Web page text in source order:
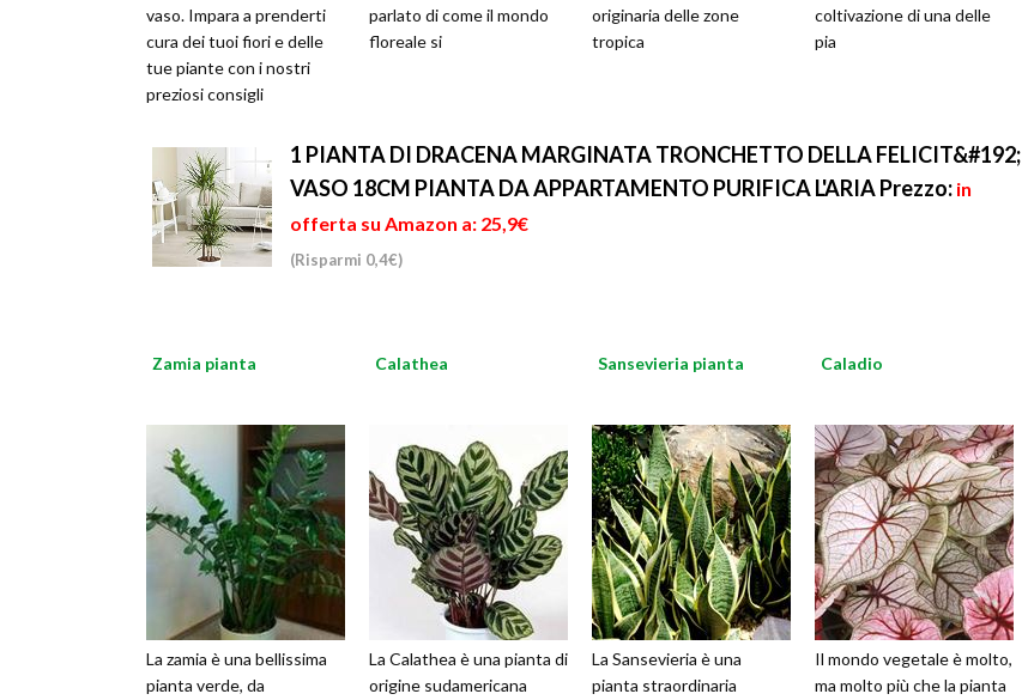
vaso. Impara a prenderti
cura dei tuoi fiori e delle
tue piante con i nostri
preziosi consigli
parlato di come il mondo
floreale si
originaria delle zone
tropica
coltivazione di una delle
pia
1 PIANTA DI DRACENA MARGINATA TRONCHETTO DELLA FELICIT&#192;
VASO 18CM PIANTA DA APPARTAMENTO PURIFICA L'ARIAPrezzo: in
offerta su Amazon a: 25,9€
(Risparmi 0,4€)
Zamia pianta
La zamia è una bellissima
pianta verde, da
Calathea
La Calathea è una pianta di
origine sudamericana
Sansevieria pianta
La Sansevieria è una
pianta straordinaria
Caladio
Il mondo vegetale è molto,
ma molto più che la pianta